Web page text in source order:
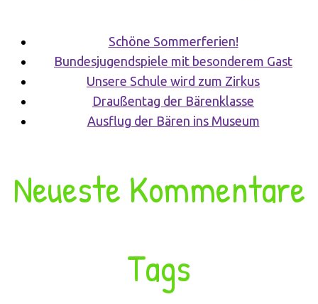
Schöne Sommerferien!
Bundesjugendspiele mit besonderem Gast
Unsere Schule wird zum Zirkus
Draußentag der Bärenklasse
Ausflug der Bären ins Museum
Neueste Kommentare
Tags